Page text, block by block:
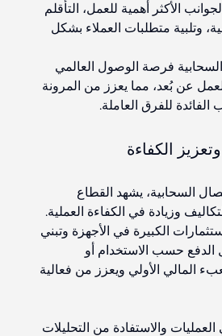
الأكثر أهمية للعمل، التأقلم
وتلبية متطلبات العملاء بشكل
فرصة الوصول العالمي
عن بُعد، مما يعزز من المرونة
للفرق العاملة.
الكفاءة
السحابية، يشهد القطاع
وزيادة في الكفاءة العملية.
الكبيرة في الأجهزة وتبني
الدفع حسب الاستخدام أو
المالي الأولي ويعزز من فعالية
والاستفادة من التحليلات